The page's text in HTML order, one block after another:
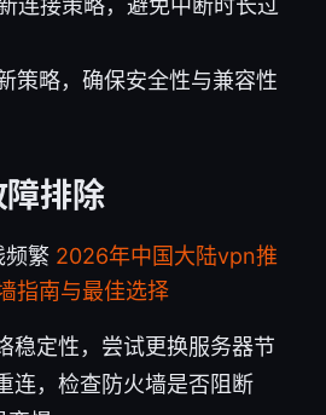
连接策略，避免中断时长过
策略，确保安全性与兼容性
排除
频繁 2026年中国大陆vpn推
指南与最佳选择
稳定性，尝试更换服务器节
连，检查防火墙是否阻断